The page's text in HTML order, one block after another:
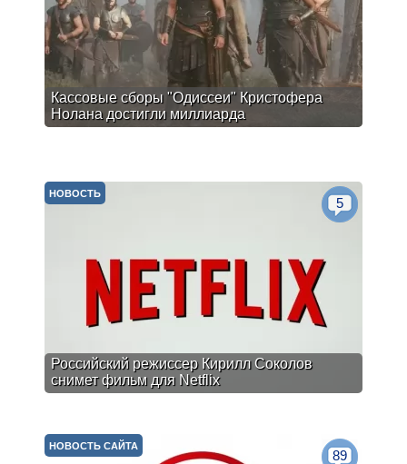
Кассовые сборы "Одиссеи" Кристофера
Нолана достигли миллиарда
Российский режиссер Кирилл Соколов
снимет фильм для Netflix
НОВОСТЬ
5
НОВОСТЬ САЙТА
89